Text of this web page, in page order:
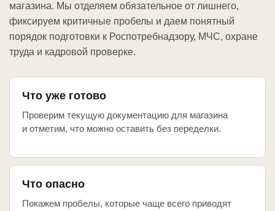
магазина. Мы отделяем обязательное от лишнего,
фиксируем критичные пробелы и даем понятный
порядок подготовки к Роспотребнадзору, МЧС, охране
труда и кадровой проверке.
Что уже готово
Проверим текущую документацию для магазина
и отметим, что можно оставить без переделки.
Что опасно
Покажем пробелы, которые чаще всего приводят